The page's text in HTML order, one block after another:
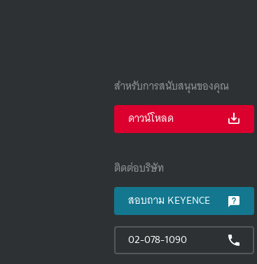
สำหรับการสนับสนุนของคุณ
ดาวน์โหลด
ติดต่อบริษัท
สอบถาม KEYENCE
02-078-1090